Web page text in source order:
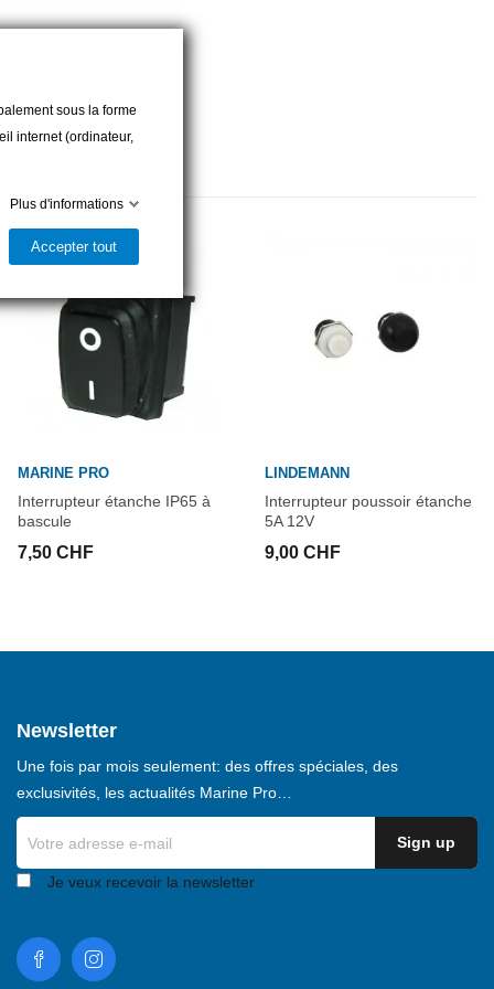
MARINE PRO
Interrupteur étanche IP65 à
bascule
7,50 CHF
LINDEMANN
Interrupteur poussoir étanche
5A 12V
9,00 CHF
Newsletter
Une fois par mois seulement: des offres spéciales, des
exclusivités, les actualités Marine Pro…
Je veux recevoir la newsletter
sous la forme
internet (ordinateur,
Plus d'informations
Accepter tout